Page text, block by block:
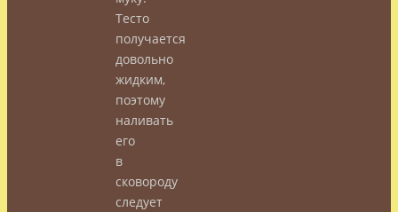
Тесто
получается
довольно
жидким,
поэтому
наливать
его
в
сковороду
следует